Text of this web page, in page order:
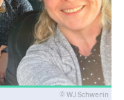
© WJ Schwerin